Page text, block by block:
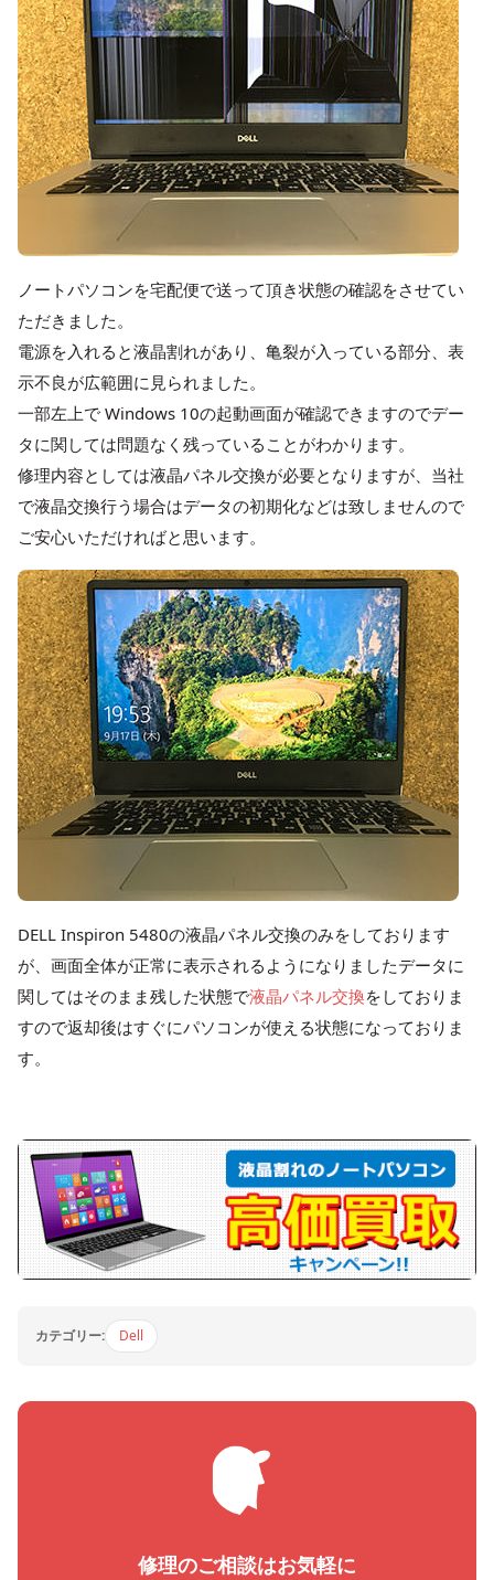
ノートパソコンを宅配便で送って頂き状態の確認をさせてい
ただきました。
電源を入れると液晶割れがあり、亀裂が入っている部分、表
示不良が広範囲に見られました。
一部左上で Windows 10の起動画面が確認できますのでデー
タに関しては問題なく残っていることがわかります。
修理内容としては液晶パネル交換が必要となりますが、当社
で液晶交換行う場合はデータの初期化などは致しませんので
ご安心いただければと思います。
DELL Inspiron 5480の液晶パネル交換のみをしております
が、画面全体が正常に表示されるようになりましたデータに
関してはそのまま残した状態で液晶パネル交換をしておりま
すので返却後はすぐにパソコンが使える状態になっておりま
す。
カテゴリー: Dell
修理のご相談はお気軽に